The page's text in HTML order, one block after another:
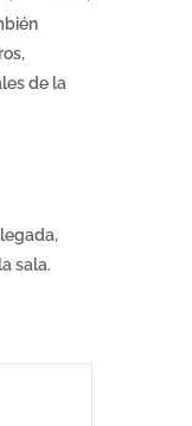
de la
sala.